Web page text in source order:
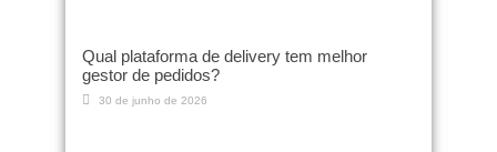
Qual plataforma de delivery tem melhor
gestor de pedidos?
30 de junho de 2026